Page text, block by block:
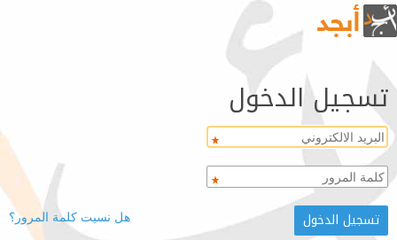
تسجيل الدخول
هل نسيت كلمة المرور؟